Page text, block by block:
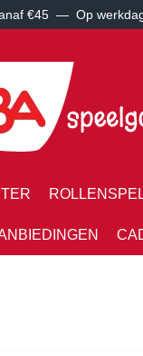
€45 — Op